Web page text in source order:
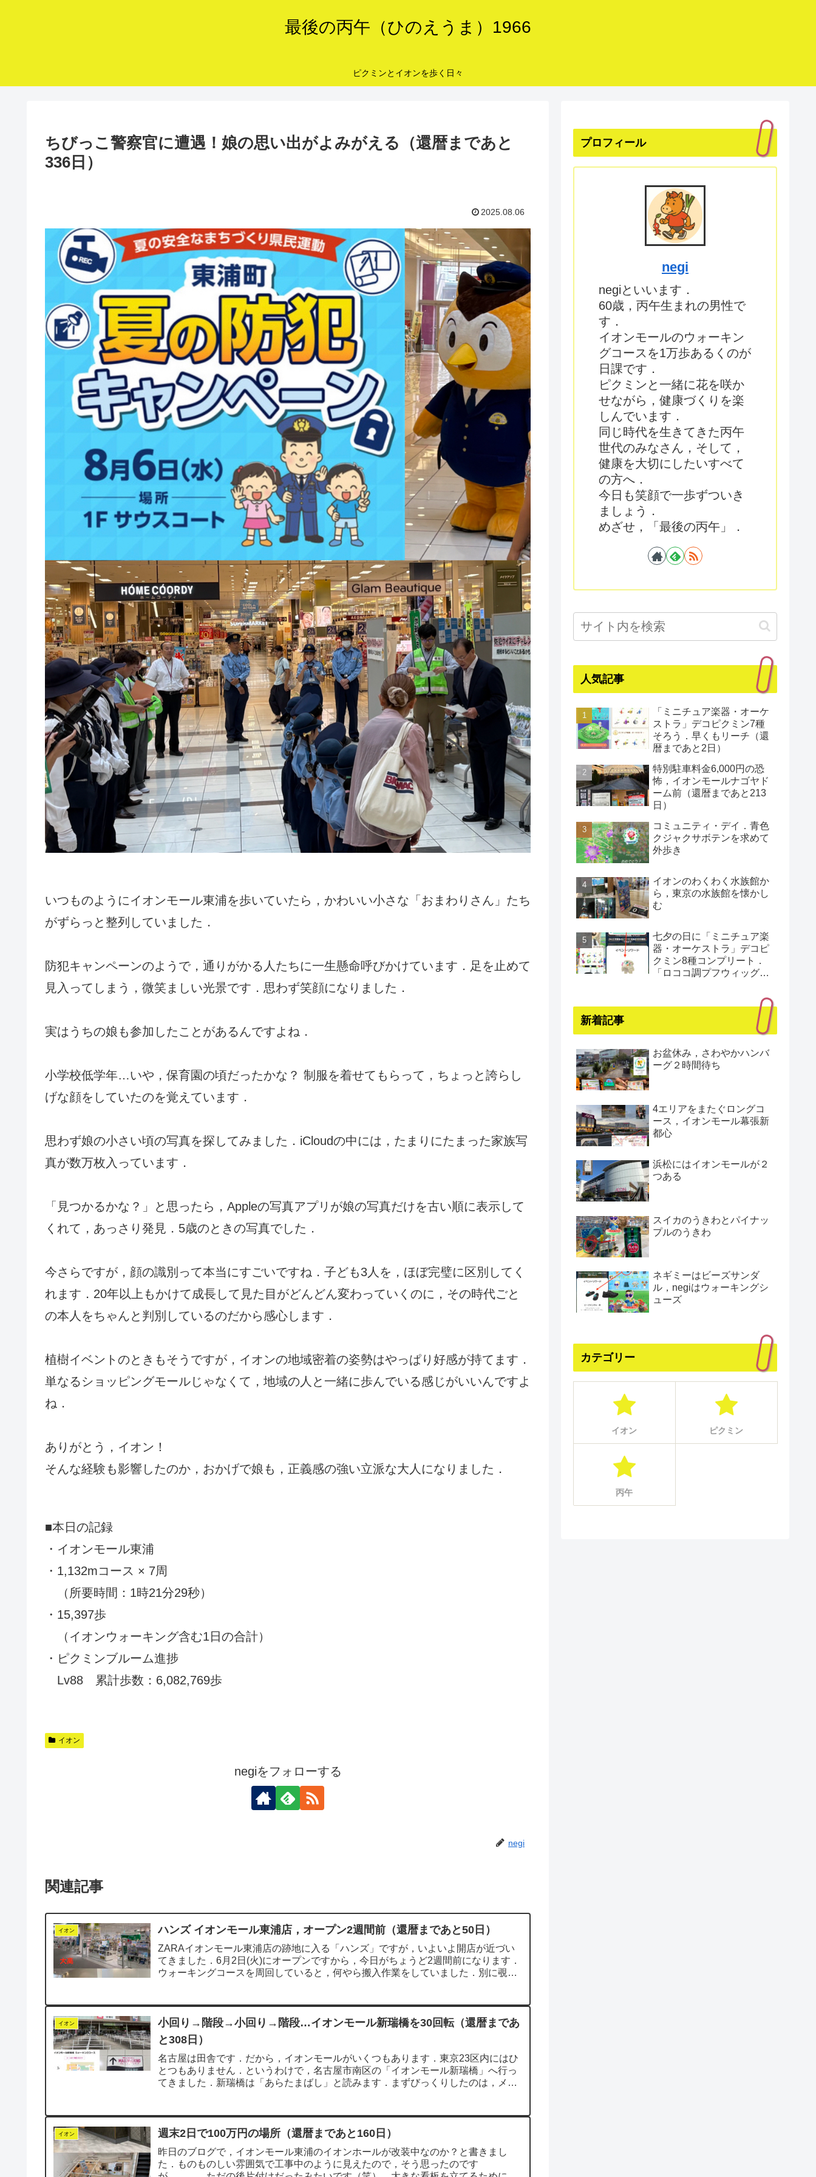
最後の丙午（ひのえうま）1966
ピクミンとイオンを歩く日々
ちびっこ警察官に遭遇！娘の思い出がよみがえる（還暦まであと
336日）
2025.08.06
いつものようにイオンモール東浦を歩いていたら，かわいい小さな「おまわりさん」たち
がずらっと整列していました．
防犯キャンペーンのようで，通りがかる人たちに一生懸命呼びかけています．足を止めて
見入ってしまう，微笑ましい光景です．思わず笑顔になりました．
実はうちの娘も参加したことがあるんですよね．
小学校低学年…いや，保育園の頃だったかな？ 制服を着せてもらって，ちょっと誇らし
げな顔をしていたのを覚えています．
思わず娘の小さい頃の写真を探してみました．iCloudの中には，たまりにたまった家族写
真が数万枚入っています．
「見つかるかな？」と思ったら，Appleの写真アプリが娘の写真だけを古い順に表示して
くれて，あっさり発見．5歳のときの写真でした．
今さらですが，顔の識別って本当にすごいですね．子ども3人を，ほぼ完璧に区別してく
れます．20年以上もかけて成長して見た目がどんどん変わっていくのに，その時代ごと
の本人をちゃんと判別しているのだから感心します．
植樹イベントのときもそうですが，イオンの地域密着の姿勢はやっぱり好感が持てます．
単なるショッピングモールじゃなくて，地域の人と一緒に歩んでいる感じがいいんですよ
ね．
ありがとう，イオン！
そんな経験も影響したのか，おかげで娘も，正義感の強い立派な大人になりました．
■本日の記録
・イオンモール東浦
・1,132mコース × 7周
（所要時間：1時21分29秒）
・15,397歩
（イオンウォーキング含む1日の合計）
・ピクミンブルーム進捗
Lv88 累計歩数：6,082,769歩
イオン
negiをフォローする
negi
関連記事
イオン ハンズ イオンモール東浦店，オープン2週間前（還暦まであと50日）
ZARAイオンモール東浦店の跡地に入る「ハンズ」ですが，いよいよ開店が近づい
てきました．6月2日(火)にオープンですから，今日がちょうど2週間前になります．
ウォーキングコースを周回していると，何やら搬入作業をしていました．別に覗き
イオン
小回り→階段→小回り→階段…イオンモール新瑞橋を30回転（還暦まであ
と308日）
名古屋は田舎です．だから，イオンモールがいくつもあります．東京23区内にはひ
とつもありません．というわけで，名古屋市南区の「イオンモール新瑞橋」へ行っ
てきました．新瑞橋は「あらたまばし」と読みます．まずびっくりしたのは，メイ
イオン 週末2日で100万円の場所（還暦まであと160日）
昨日のブログで，イオンモール東浦のイオンホールが改装中なのか？と書きまし
た．ものものしい雰囲気で工事中のように見えたので，そう思ったのです
プロフィール
negi
negiといいます．
60歳，丙午生まれの男性で
す．
イオンモールのウォーキン
グコースを1万歩あるくのが
日課です．
ピクミンと一緒に花を咲か
せながら，健康づくりを楽
しんでいます．
同じ時代を生きてきた丙午
世代のみなさん，そして，
健康を大切にしたいすべて
の方へ．
今日も笑顔で一歩ずついき
ましょう．
めざせ，「最後の丙午」．
人気記事
「ミニチュア楽器・オーケ
ストラ」デコピクミン7種
そろう．早くもリーチ（還
暦まであと2日）
特別駐車料金6,000円の恐
怖，イオンモールナゴヤド
ーム前（還暦まであと213
日）
コミュニティ・デイ．青色
クジャクサボテンを求めて
外歩き
イオンのわくわく水族館か
ら，東京の水族館を懐かし
む
七夕の日に「ミニチュア楽
器・オーケストラ」デコピ
クミン8種コンプリート．
「ロココ調プフウィッグ・
新着記事
お盆休み，さわやかハンバ
ーグ２時間待ち
4エリアをまたぐロングコ
ース，イオンモール幕張新
都心
浜松にはイオンモールが２
つある
スイカのうきわとパイナッ
プルのうきわ
ネギミーはビーズサンダ
ル，negiはウォーキングシ
ューズ
カテゴリー
イオン ピクミン
丙午